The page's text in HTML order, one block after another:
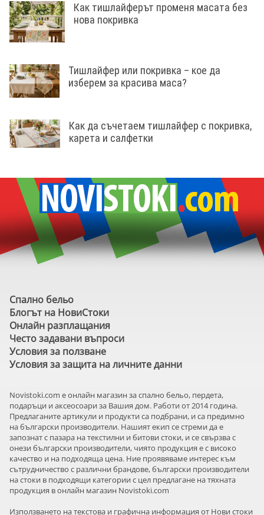
Как тишлайферът променя масата без
нова покривка
Тишлайфер или покривка – кое да
изберем за красива маса?
Как да съчетаем тишлайфер с покривка,
карета и салфетки
Спално бельо
Блогът на НовиСтоки
Онлайн разплащания
Често задавани въпроси
Условия за ползване
Условия за защита на личните данни
Novistoki.com e онлайн магазин за спално бельо, пердета,
подаръци и аксеосоари за Вашия дом. Работи от 2014 година.
Предлаганите артикули и продукти са подбрани, и са предимно
на български производители. Нашият екип се стреми да е
запознат с пазара на текстилни и битови стоки, и се свързва с
онези български производители, чиято продукция е с високо
качество и на подходяща цена. Ние проявяваме интерес към
сътрудничество с различни брандове, български производители
на стоки в подходящи категории с цел предлагане на тяхната
продукция в онлайн магазин Novistoki.com
Използването на текстова и графична информация от Нови стоки